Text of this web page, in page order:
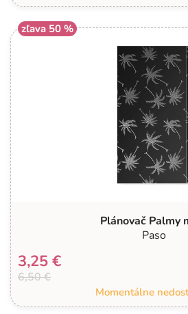
zľava 50 %
Plánovač Palmy
Paso
6,50 €
3,25 €
Momentálne